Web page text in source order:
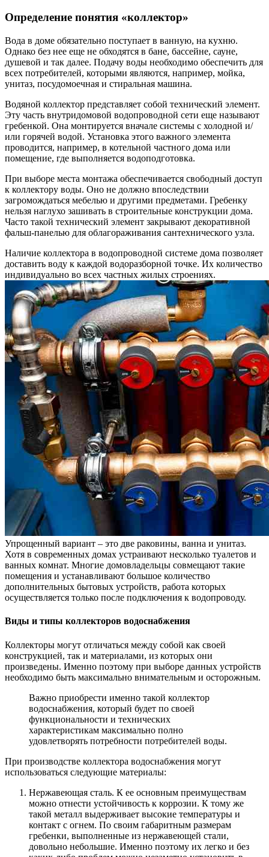
Определение понятия «коллектор»
Вода в доме обязательно поступает в ванную, на кухню.
Однако без нее еще не обходятся в бане, бассейне, сауне,
душевой и так далее. Подачу воды необходимо обеспечить для
всех потребителей, которыми являются, например, мойка,
унитаз, посудомоечная и стиральная машина.
Водяной коллектор представляет собой технический элемент.
Эту часть внутридомовой водопроводной сети еще называют
гребенкой. Она монтируется вначале системы с холодной и/
или горячей водой. Установка этого важного элемента
проводится, например, в котельной частного дома или
помещение, где выполняется водоподготовка.
При выборе места монтажа обеспечивается свободный доступ
к коллектору воды. Оно не должно впоследствии
загромождаться мебелью и другими предметами. Гребенку
нельзя наглухо зашивать в строительные конструкции дома.
Часто такой технический элемент закрывают декоративной
фальш-панелью для облагораживания сантехнического узла.
Наличие коллектора в водопроводной системе дома позволяет
доставить воду к каждой водоразборной точке. Их количество
индивидуально во всех частных жилых строениях.
Упрощенный вариант – это две раковины, ванна и унитаз.
Хотя в современных домах устраивают несколько туалетов и
ванных комнат. Многие домовладельцы совмещают такие
помещения и устанавливают большое количество
дополнительных бытовых устройств, работа которых
осуществляется только после подключения к водопроводу.
Виды и типы коллекторов водоснабжения
Коллекторы могут отличаться между собой как своей
конструкцией, так и материалами, из которых они
произведены. Именно поэтому при выборе данных устройств
необходимо быть максимально внимательным и осторожным.
Важно приобрести именно такой коллектор
водоснабжения, который будет по своей
функциональности и технических
характеристикам максимально полно
удовлетворять потребности потребителей воды.
При производстве коллектора водоснабжения могут
использоваться следующие материалы:
Нержавеющая сталь. К ее основным преимуществам
можно отнести устойчивость к коррозии. К тому же
такой металл выдерживает высокие температуры и
контакт с огнем. По своим габаритным размерам
гребенки, выполненные из нержавеющей стали,
довольно небольшие. Именно поэтому их легко и без